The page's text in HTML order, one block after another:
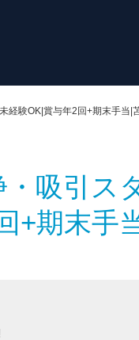
経験OK|賞与年2回+期末手当|
吸引ス
+期末手